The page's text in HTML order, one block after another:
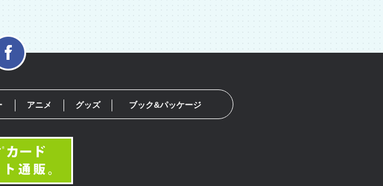
アニメ グッズ ブック&パッケージ